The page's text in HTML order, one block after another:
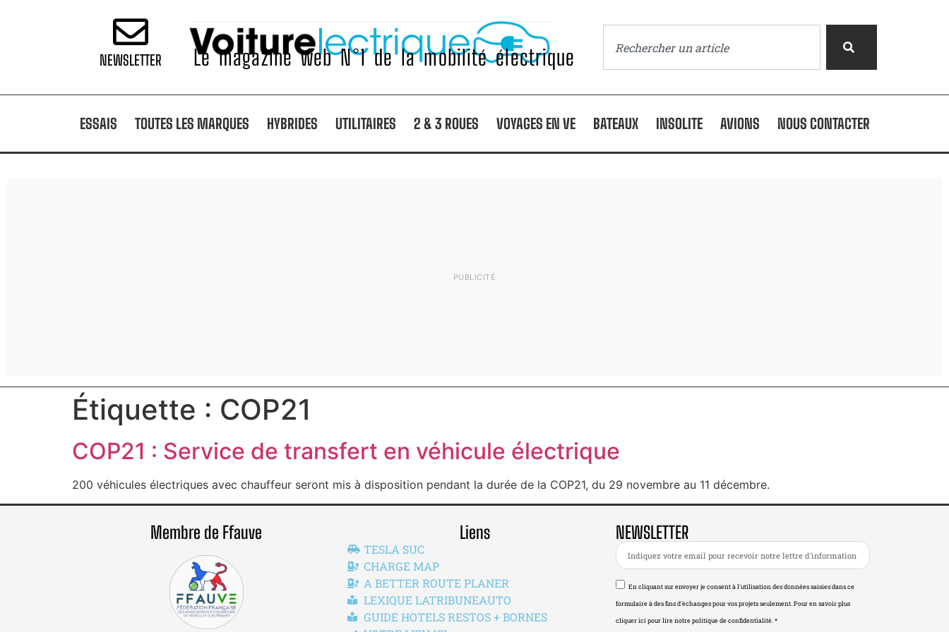
NEWSLETTER Le magazine web N°1 de la mobilité électrique
ESSAIS TOUTES LES MARQUES HYBRIDES UTILITAIRES 2 & 3 ROUES VOYAGES EN VE BATEAUX INSOLITE AVIONS NOUS CONTACTER
Étiquette : COP21
COP21 : Service de transfert en véhicule électrique
200 véhicules électriques avec chauffeur seront mis à disposition pendant la durée de la COP21, du 29 novembre au 11 décembre.
Membre de Ffauve Liens
TESLA SUC
CHARGE MAP
A BETTER ROUTE PLANER
LEXIQUE LATRIBUNEAUTO
GUIDE HOTELS RESTOS + BORNES
NEWSLETTER
En cliquant sur envoyer je consent à l'utilisation des données saisies dans ce
formulaire à des fins d'échanges pour vos projets seulement. Pour en savoir plus
cliquer ici pour lire notre politique de confidentialité. *